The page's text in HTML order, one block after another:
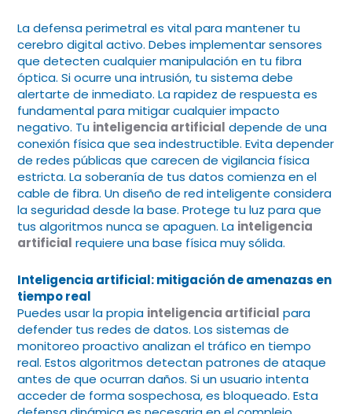
La defensa perimetral es vital para mantener tu
cerebro digital activo. Debes implementar sensores
que detecten cualquier manipulación en tu fibra
óptica. Si ocurre una intrusión, tu sistema debe
alertarte de inmediato. La rapidez de respuesta es
fundamental para mitigar cualquier impacto
negativo. Tu inteligencia artificial depende de una
conexión física que sea indestructible. Evita depender
de redes públicas que carecen de vigilancia física
estricta. La soberanía de tus datos comienza en el
cable de fibra. Un diseño de red inteligente considera
la seguridad desde la base. Protege tu luz para que
tus algoritmos nunca se apaguen. La inteligencia
artificial requiere una base física muy sólida.
Inteligencia artificial: mitigación de amenazas en
tiempo real
Puedes usar la propia inteligencia artificial para
defender tus redes de datos. Los sistemas de
monitoreo proactivo analizan el tráfico en tiempo
real. Estos algoritmos detectan patrones de ataque
antes de que ocurran daños. Si un usuario intenta
acceder de forma sospechosa, es bloqueado. Esta